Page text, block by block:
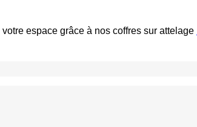
espace grâce à nos coffres sur attelage